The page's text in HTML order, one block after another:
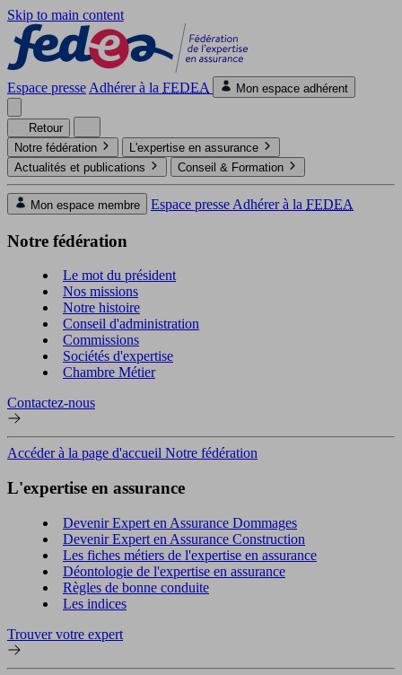
Skip to main content
Espace presse Adhérer à la FEDEA Mon espace adhérent
Retour
Notre fédération
L'expertise en assurance
Actualités et publications
Conseil & Formation
Mon espace membre Espace presse Adhérer à la FEDEA
Notre fédération
Le mot du président
Nos missions
Notre histoire
Conseil d'administration
Commissions
Sociétés d'expertise
Chambre Métier
Contactez-nous
Accéder à la page d'accueil Notre fédération
L'expertise en assurance
Devenir Expert en Assurance Dommages
Devenir Expert en Assurance Construction
Les fiches métiers de l'expertise en assurance
Déontologie de l'expertise en assurance
Règles de bonne conduite
Les indices
Trouver votre expert